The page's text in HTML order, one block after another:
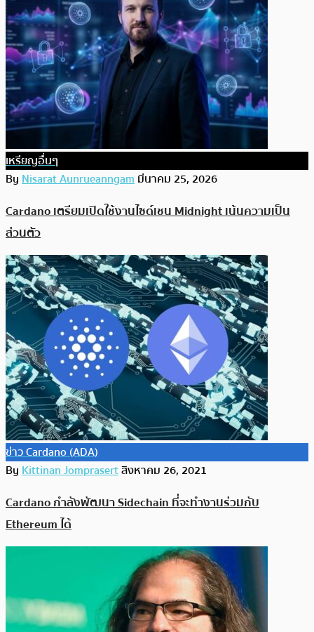
เหรียญอื่นๆ
ByNisarat Aunrueanngamมีนาคม 25, 2026
Cardano เตรียมเปิดใช้งานไซด์เชน Midnight เน้นความเป็น
ส่วนตัว
ข่าว Cardano (ADA)
ByKittinan Jomprasertสิงหาคม 26, 2021
Cardano กำลังพัฒนา Sidechain ที่จะทำงานร่วมกับ
Ethereum ได้